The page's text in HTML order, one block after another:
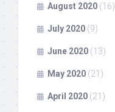
August 2020 (16)
July 2020 (9)
June 2020 (13)
May 2020 (21)
April 2020 (21)